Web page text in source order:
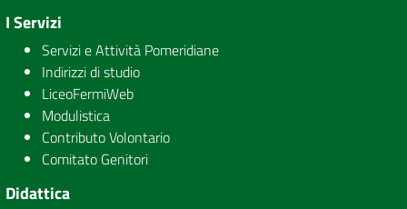
I Servizi
Servizi e Attività Pomeridiane
Indirizzi di studio
LiceoFermiWeb
Modulistica
Contributo Volontario
Comitato Genitori
Didattica